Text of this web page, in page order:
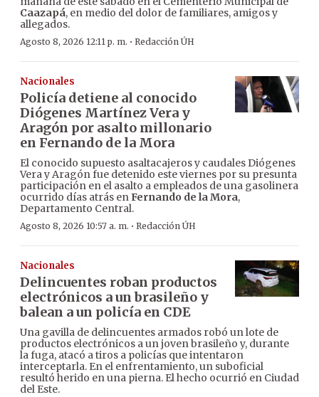
Caazapá, en medio del dolor de familiares, amigos y
allegados.
Agosto 8, 2026 12:11 p. m. · Redacción ÚH
Nacionales
Policía detiene al conocido
Diógenes Martínez Vera y
Aragón por asalto millonario
en Fernando de la Mora
El conocido supuesto asaltacajeros y caudales Diógenes
Vera y Aragón fue detenido este viernes por su presunta
participación en el asalto a empleados de una gasolinera
ocurrido días atrás enFernando de la Mora,
Departamento Central.
Agosto 8, 2026 10:57 a. m. · Redacción ÚH
Nacionales
Delincuentes roban productos
electrónicos a un brasileño y
balean a un policía en CDE
Una gavilla de delincuentes armados robó un lote de
productos electrónicos a un joven brasileño y, durante
la fuga, atacó a tiros a policías que intentaron
interceptarla. En el enfrentamiento, un suboficial
resultó herido en una pierna. El hecho ocurrió en Ciudad
del Este.